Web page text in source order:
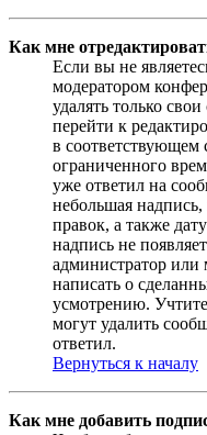
Как мне
Если вы не
модератором
удалять только
перейти к
в соответствующем
ограниченного
уже ответил на
небольшая надпись,
правок, а также
надпись не
администратор или
написать о
усмотрению.
могут удалить
ответил.
Вернуться к началу
Как мне добавить